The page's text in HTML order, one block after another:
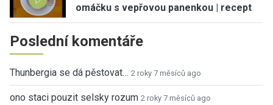
omáčku s vepřovou panenkou | recept
Poslední komentáře
Thunbergia se dá pěstovat… 2 roky 7 měsíců ago
ono staci pouzit selsky rozum 2 roky 7 měsíců ago